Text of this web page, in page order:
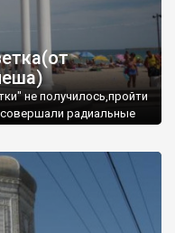
не получилось,пройти
радиальные